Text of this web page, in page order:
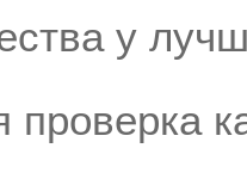
у